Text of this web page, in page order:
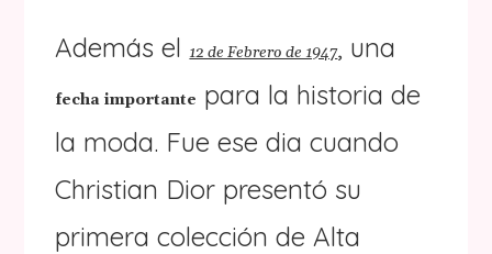
Además el 12 de Febrero de 1947, una
fecha importante para la historia de
la moda. Fue ese dia cuando
Christian Dior presentó su
primera colección de Alta